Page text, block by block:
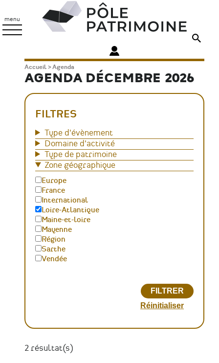
contenu
principal
menu
Patrimoine
Fil
d'Ariane
Accueil Agenda
AGENDA DÉCEMBRE 2026
2 résultat(s)
FILTRES
Type d'évènement
Domaine d'activité
Type de patrimoine
Zone géographique
Europe
France
International
Loire-Atlantique
Maine-et-loire
Mayenne
Région
Sarthe
Vendée